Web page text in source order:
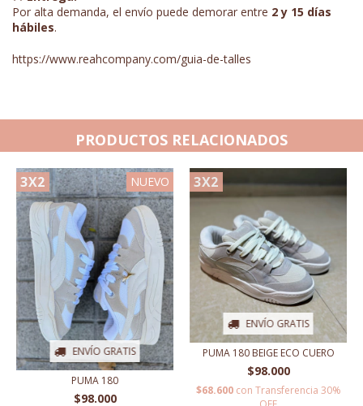
Por alta demanda, el envío puede demorar entre 2 y 15 días
hábiles.
https://www.reahcompany.com/guia-de-talles
PRODUCTOS RELACIONADOS
3X2
ENVÍO GRATIS
NUEVO
PUMA 180
$98.000
3X2
ENVÍO GRATIS
PUMA 180 BEIGE ECO CUERO
$98.000
$68.600 con Transferencia 30%